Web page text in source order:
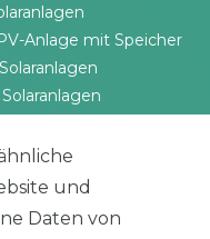
Anlage mit Speicher
und
Daten von